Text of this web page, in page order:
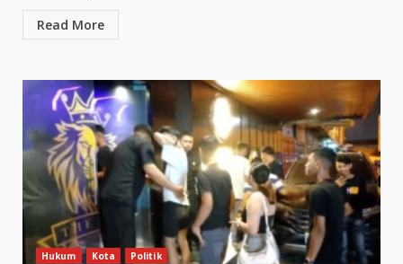
Read More
Hukum Kota Politik